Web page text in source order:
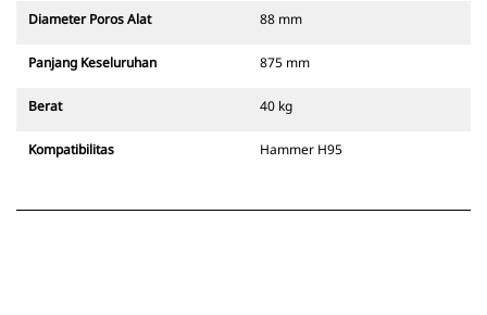
Diameter Poros Alat 88 mm
Panjang Keseluruhan 875 mm
Berat 40 kg
Kompatibilitas Hammer H95